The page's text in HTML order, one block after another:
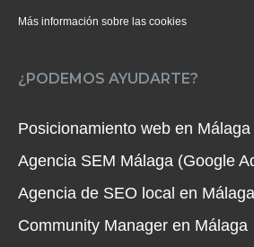
Más información sobre las cookies
¿PODEMOS AYUDARTE?
Posicionamiento web en Málaga
Agencia SEM Málaga (Google
Agencia de SEO local en Málaga
Community Manager en Málaga